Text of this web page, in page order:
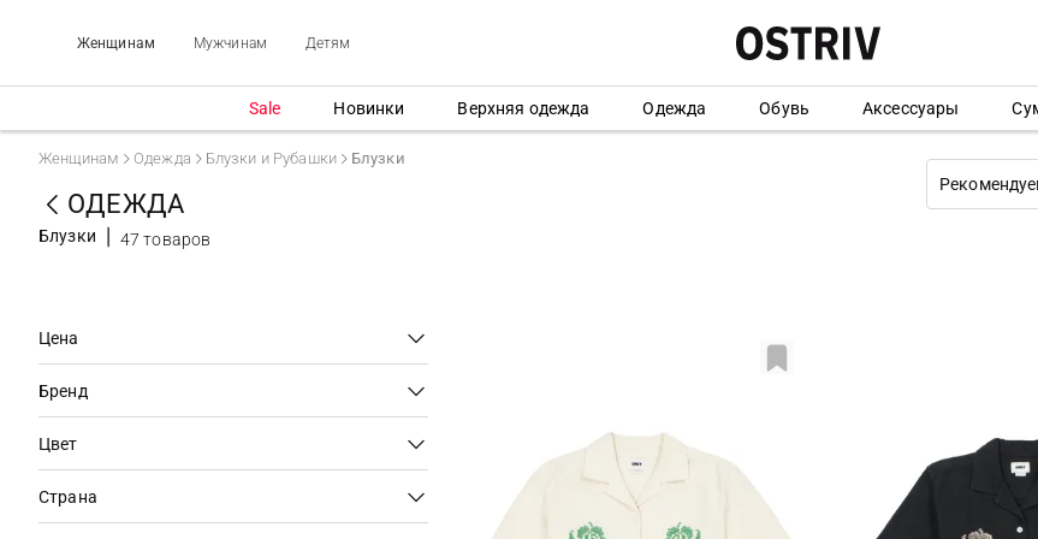
Женщинам Мужчинам Детям
Sale Новинки Верхняя одежда Одежда Обувь Аксессуары
Женщинам Одежда Блузки и Рубашки Блузки
ОДЕЖДА
Блузки 47 товаров
Цена
Бренд
Цвет
Страна